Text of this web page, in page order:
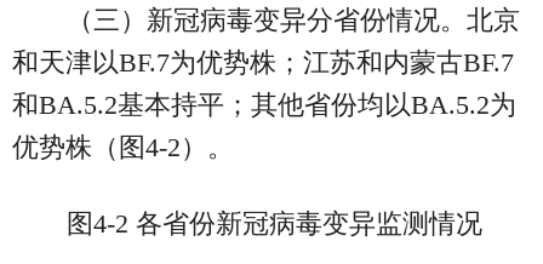
（三）新冠病毒变异分省份情况。北京
和天津以BF.7为优势株；江苏和内蒙古BF.7
和BA.5.2基本持平；其他省份均以BA.5.2为
优势株（图4-2）。
图4-2 各省份新冠病毒变异监测情况